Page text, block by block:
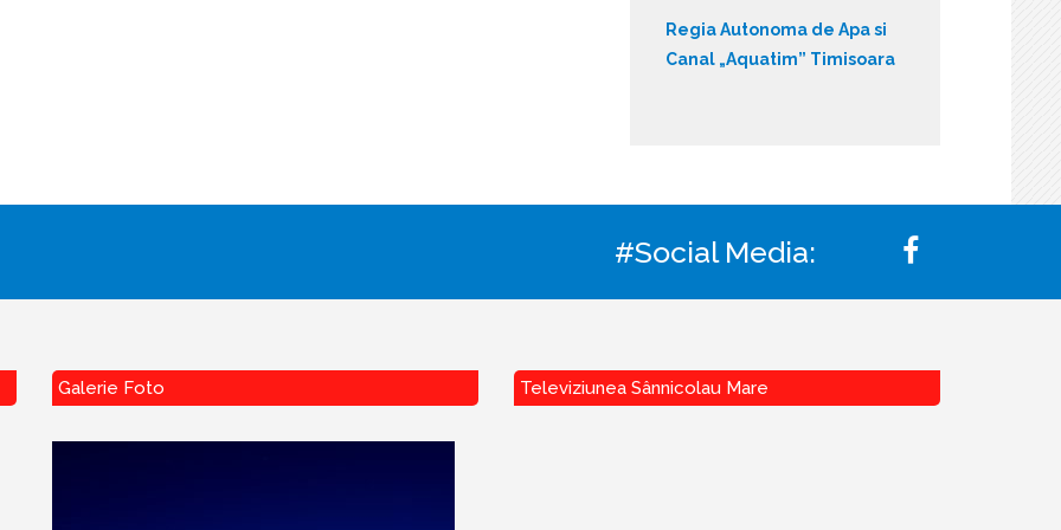
Regia Autonoma de Apa si
Canal „Aquatim” Timisoara
#Social Media:
Galerie Foto Televiziunea Sânnicolau Mare